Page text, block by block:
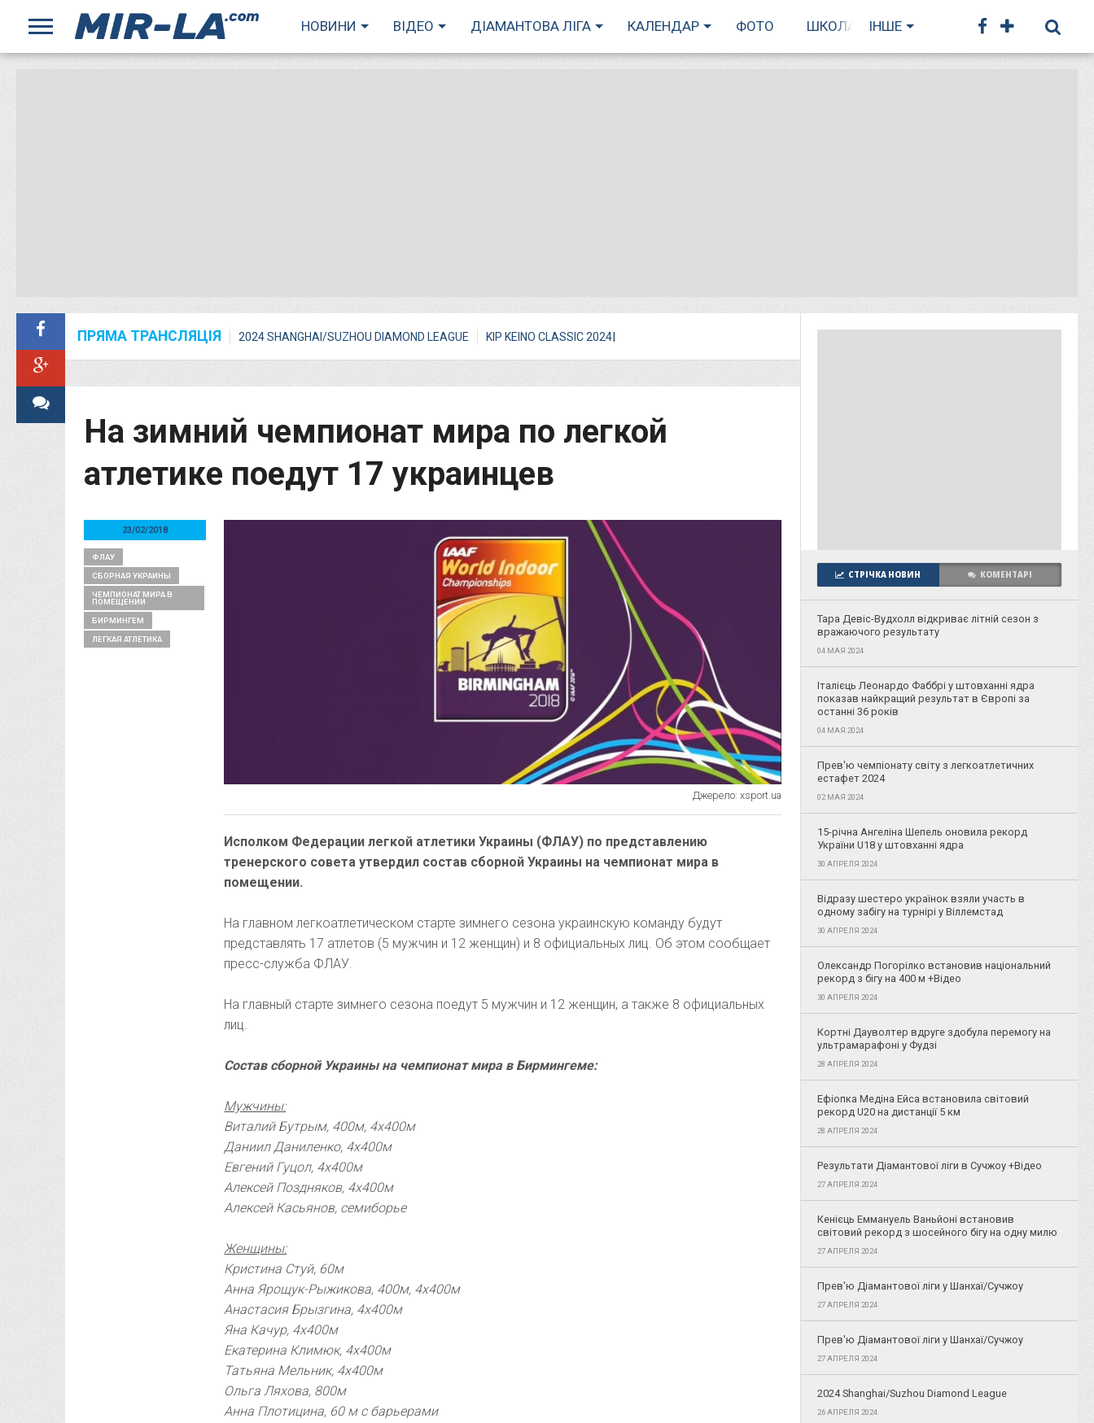
НОВИНИ ВІДЕО ДІАМАНТОВА ЛІГА КАЛЕНДАР ФОТО ШКОЛА БІГУ
ІНШЕ
ПРЯМА ТРАНСЛЯЦІЯ 2024 SHANGHAI/SUZHOU DIAMOND LEAGUE I
KIP KEINO CLASSIC 2024
На зимний чемпионат мира по легкой
атлетике поедут 17 украинцев
Джерело: xsport.ua
Исполком Федерации легкой атлетики Украины (ФЛАУ) по представлению
тренерского совета утвердил состав сборной Украины на чемпионат мира в
помещении.
На главном легкоатлетическом старте зимнего сезона украинскую команду будут
представлять 17 атлетов (5 мужчин и 12 женщин) и 8 официальных лиц. Об этом сообщает
пресс-служба ФЛАУ.
На главный старте зимнего сезона поедут 5 мужчин и 12 женщин, а также 8 официальных
лиц.
Состав сборной Украины на чемпионат мира в Бирмингеме:
Мужчины:
Виталий Бутрым, 400м, 4х400м
Даниил Даниленко, 4х400м
Евгений Гуцол, 4х400м
Алексей Поздняков, 4х400м
Алексей Касьянов, семиборье
Женщины:
Кристина Стуй, 60м
Анна Ярощук-Рыжикова, 400м, 4х400м
Анастасия Брызгина, 4х400м
Яна Качур, 4х400м
Екатерина Климюк, 4х400м
Татьяна Мельник, 4х400м
Ольга Ляхова, 800м
Анна Плотицина, 60 м с барьерами
23/02/2018
ФЛАУ
СБОРНАЯ УКРАИНЫ
ЧЕМПИОНАТ МИРА В
ПОМЕЩЕНИИ
БИРМИНГЕМ
ЛЕГКАЯ АТЛЕТИКА
СТРІЧКА НОВИН КОМЕНТАРІ
Тара Девіс-Вудхолл відкриває літній сезон з
вражаючого результату
04 МАЯ 2024
Італієць Леонардо Фаббрі у штовханні ядра
показав найкращий результат в Європі за
останні 36 років
04 МАЯ 2024
Прев'ю чемпіонату світу з легкоатлетичних
естафет 2024
02 МАЯ 2024
15-річна Ангеліна Шепель оновила рекорд
України U18 у штовханні ядра
30 АПРЕЛЯ 2024
Відразу шестеро українок взяли участь в
одному забігу на турнірі у Віллемстад
30 АПРЕЛЯ 2024
Олександр Погорілко встановив національний
рекорд з бігу на 400 м +Відео
30 АПРЕЛЯ 2024
Кортні Дауволтер вдруге здобула перемогу на
ультрамарафоні у Фудзі
28 АПРЕЛЯ 2024
Ефіопка Медіна Ейса встановила світовий
рекорд U20 на дистанції 5 км
28 АПРЕЛЯ 2024
Результати Діамантової ліги в Сучжоу +Відео
27 АПРЕЛЯ 2024
Кенієць Еммануель Ваньйоні встановив
світовий рекорд з шосейного бігу на одну милю
27 АПРЕЛЯ 2024
Прев'ю Діамантової ліги у Шанхаї/Сучжоу
27 АПРЕЛЯ 2024
Прев'ю Діамантової ліги у Шанхаї/Сучжоу
27 АПРЕЛЯ 2024
2024 Shanghai/Suzhou Diamond League
26 АПРЕЛЯ 2024